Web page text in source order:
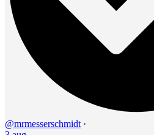
@mrmesserschmidt ·